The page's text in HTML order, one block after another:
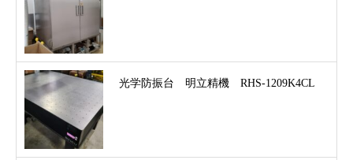
光学防振台 明立精機 RHS-1209K4CL